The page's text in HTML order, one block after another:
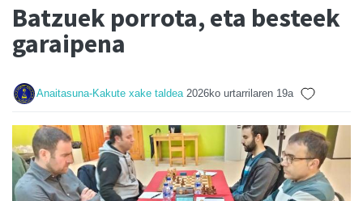
Batzuek porrota, eta besteek
garaipena
Anaitasuna-Kakute xake taldea 2026ko urtarrilaren 19a